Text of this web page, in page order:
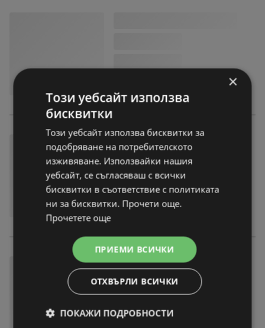
×
Този уебсайт използва
бисквитки
Този уебсайт използва бисквитки за
подобряване на потребителското
изживяване. Използвайки нашия
уебсайт, се съгласяваш с всички
бисквитки в съответствие с политиката
ни за бисквитки. Прочети още.
Прочетете още
ПРИЕМИ ВСИЧКИ
ОТХВЪРЛИ ВСИЧКИ
ПОКАЖИ ПОДРОБНОСТИ